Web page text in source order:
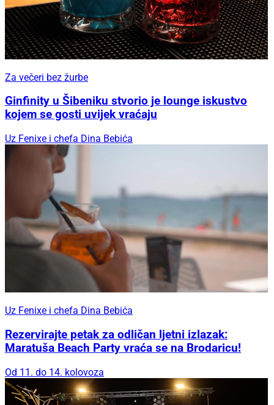
Za večeri bez žurbe
Ginfinity u Šibeniku stvorio je lounge iskustvo
kojem se gosti uvijek vraćaju
Uz Fenixe i chefa Dina Bebića
Uz Fenixe i chefa Dina Bebića
Rezervirajte petak za odličan ljetni izlazak:
Maratuša Beach Party vraća se na Brodaricu!
Od 11. do 14. kolovoza